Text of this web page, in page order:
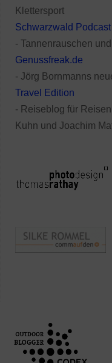
Klettersport
Schwarzwald Podcast
- Tannenrauschen
Genussfreak.de
- Jörg Bornmanns
Travel Edition
- Reiseblog für
Kuhn und Joachim